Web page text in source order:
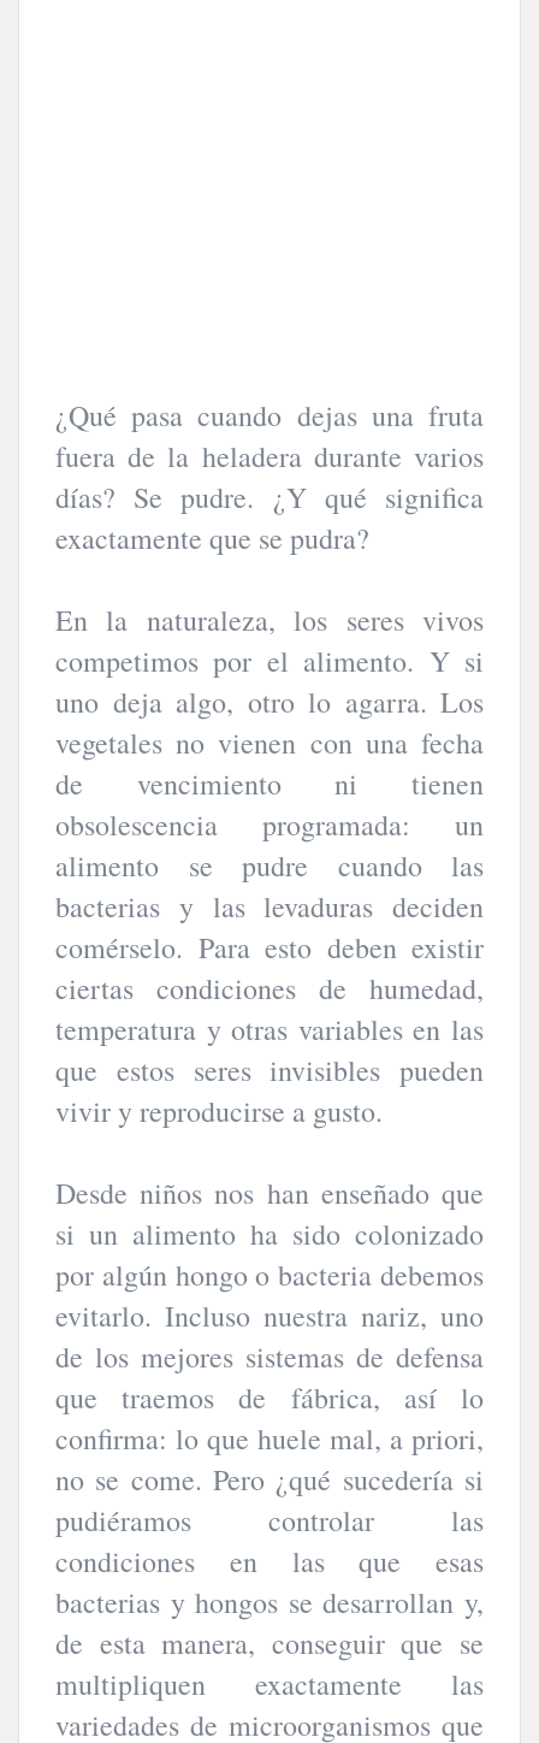
¿Qué pasa cuando dejas una fruta
fuera de la heladera durante varios
días? Se pudre. ¿Y qué significa
exactamente que se pudra?
En la naturaleza, los seres vivos
competimos por el alimento. Y si
uno deja algo, otro lo agarra. Los
vegetales no vienen con una fecha
de vencimiento ni tienen
obsolescencia programada: un
alimento se pudre cuando las
bacterias y las levaduras deciden
comérselo. Para esto deben existir
ciertas condiciones de humedad,
temperatura y otras variables en las
que estos seres invisibles pueden
vivir y reproducirse a gusto.
Desde niños nos han enseñado que
si un alimento ha sido colonizado
por algún hongo o bacteria debemos
evitarlo. Incluso nuestra nariz, uno
de los mejores sistemas de defensa
que traemos de fábrica, así lo
confirma: lo que huele mal, a priori,
no se come. Pero ¿qué sucedería si
pudiéramos controlar las
condiciones en las que esas
bacterias y hongos se desarrollan y,
de esta manera, conseguir que se
multipliquen exactamente las
variedades de microorganismos que